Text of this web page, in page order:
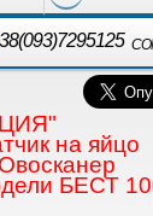
на яйцо
БЕСТ